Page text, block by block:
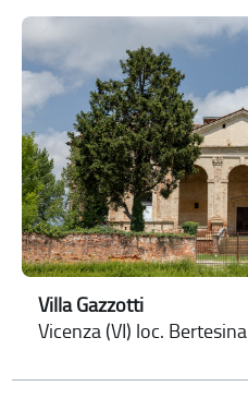
Villa Gazzotti
Vicenza (VI) loc. Bertesina